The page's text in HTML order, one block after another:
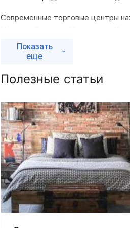
Современные торговые центры
Компания Аксон планирует
экспансии компания
Центрального, Северо-
Показать
еще
Полезные статьи